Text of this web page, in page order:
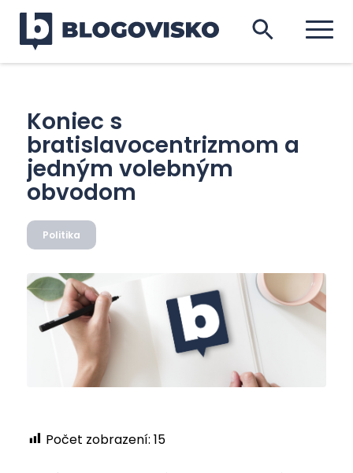
Koniec s
bratislavocentrizmom a
jedným volebným
obvodom
Politika
Počet zobrazení: 15